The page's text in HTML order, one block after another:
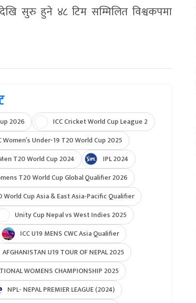
सुरु हुने ४८ टिम सम्मिलित विश्वकपमा
2026
ICC Cricket World Cup League 2
Women’s Under-19 T20 World Cup 2025
T20 World Cup 2024
IPL 2024
T20 World Cup Global Qualifier 2026
World Cup Asia & East Asia-Pacific Qualifier
Unity Cup Nepal vs West Indies 2025
ICC U19 MENS CWC Asia Qualifier
AFGHANISTAN U19 TOUR OF NEPAL 2025
WOMENS CHAMPIONSHIP 2025
NPL- NEPAL PREMIER LEAGUE (2024)